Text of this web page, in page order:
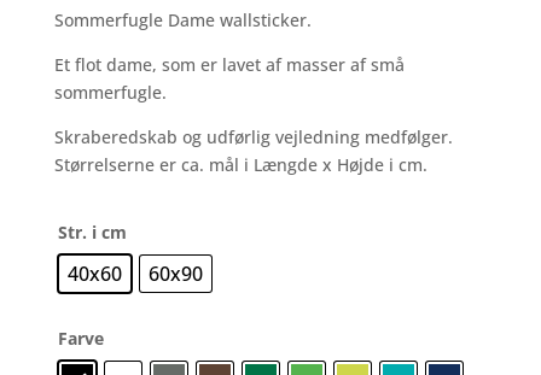
Sommerfugle Dame wallsticker.
Et flot dame, som er lavet af masser af små
sommerfugle.
Skraberedskab og udførlig vejledning medfølger.
Størrelserne er ca. mål i Længde x Højde i cm.
Str. i cm
40x60 60x90
Farve